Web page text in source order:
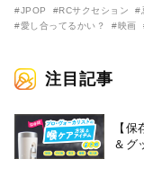
告映像とキービジュア
に解禁！ キヨシロー関
#JPOP #RCサクセション
#
#愛し合ってるかい？
#映画
注目記事
【
＆グ